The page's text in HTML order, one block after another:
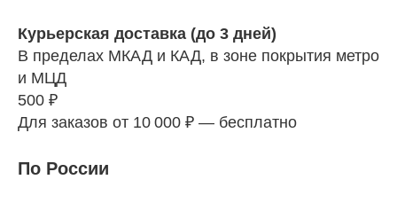
Курьерская доставка (до 3 дней)
В пределах МКАД и КАД, в зоне покрытия метро
и МЦД
500 ₽
Для заказов от 10 000 ₽ — бесплатно
По России